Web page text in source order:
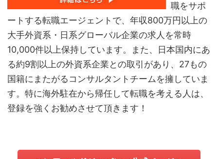
職をサポ
ートする転職エージェントで、年収800万円以上の
大手外資系・日系グローバル企業の求人を常時
10,000件以上保持しています。また、日本国内にあ
る約9割以上の外資系企業との取引があり、27もの
国籍にまたがるコンサルタントチームを擁していま
す。特に海外駐在から帰任して転職を考える人は、
登録を強くお勧めさせて頂きます！